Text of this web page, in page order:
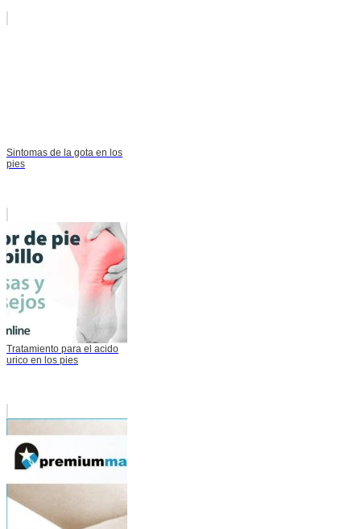
Sintomas de la gota en los
pies
Tratamiento para el acido
urico en los pies